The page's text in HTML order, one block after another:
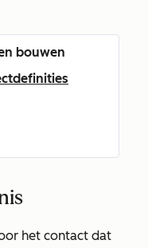
bouwen
het contact dat